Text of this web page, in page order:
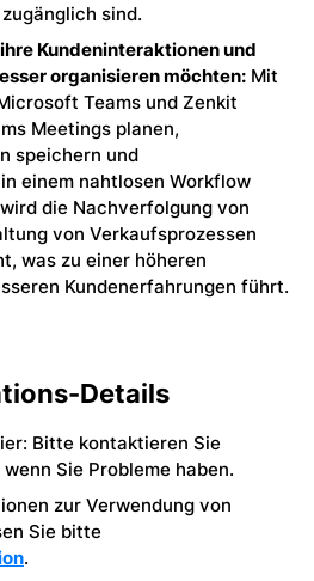
sind.
Kundeninteraktionen und
organisieren möchten: Mit
Teams und Zenkit
Meetings planen,
speichern und
einem nahtlosen Workflow
die Nachverfolgung von
von Verkaufsprozessen
was zu einer höheren
Kundenerfahrungen führt.
Details
Bitte kontaktieren Sie
wenn Sie Probleme haben.
zur Verwendung von
Sie bitte
.